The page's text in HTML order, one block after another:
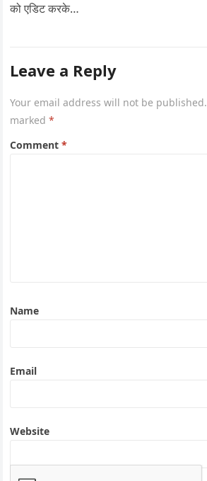
को एडिट करके…
Leave a Reply
Your email address will not be published.
marked*
Comment*
Name
Email
Website